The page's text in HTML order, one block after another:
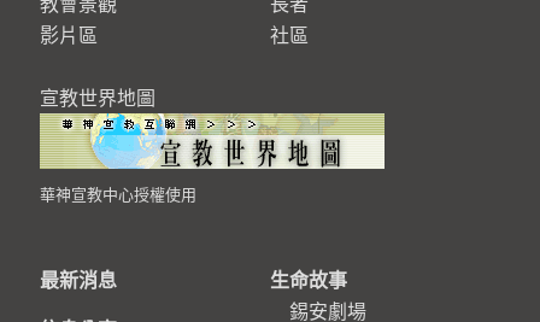
影片區
宣教世界地圖
華神宣教中心授權使用
社區
最新消息
生命故事
錫安劇場